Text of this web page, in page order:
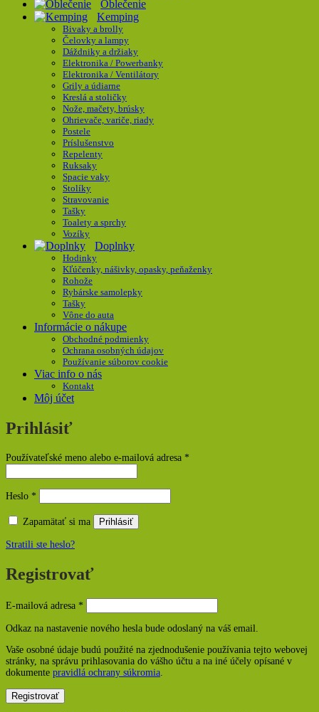
Oblečenie
Kemping
Bivaky a brolly
Čelovky a lampy
Dáždniky a držiaky
Elektronika / Powerbanky
Elektronika / Ventilátory
Grily a údiarne
Kreslá a stoličky
Nože, mačety, brúsky
Ohrievače, variče, riady
Postele
Príslušenstvo
Repelenty
Ruksaky
Spacie vaky
Stolíky
Stravovanie
Tašky
Toalety a sprchy
Vozíky
Doplnky
Hodinky
Kľúčenky, nášivky, opasky, peňaženky
Rohože
Rybárske samolepky
Tašky
Vône do auta
Informácie o nákupe
Obchodné podmienky
Ochrana osobných údajov
Používanie súborov cookie
Viac info o nás
Kontakt
Môj účet
Prihlásiť
Používateľské meno alebo e-mailová adresa *
Heslo *
Zapamätať si ma Prihlásiť
Stratili ste heslo?
Registrovať
E-mailová adresa * Povinné
Odkaz na nastavenie nového hesla bude odoslaný na váš email.
Vaše osobné údaje budú použité na zjednodušenie používania tejto webovej
stránky, na správu prihlasovania do vášho účtu a na iné účely opísané v
dokumente pravidlá ochrany súkromia
Registrovať